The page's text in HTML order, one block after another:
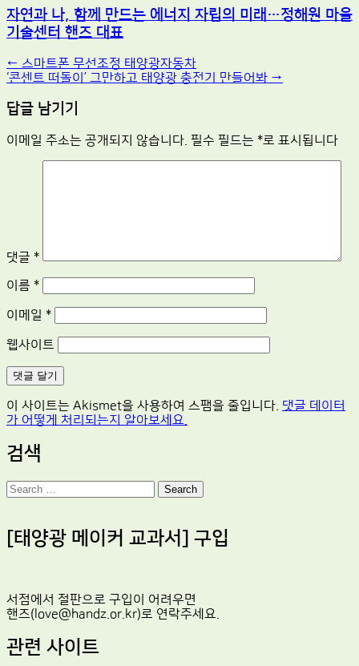
자연과 나, 함께 만드는 에너지 자립의 미래…정해원 마을
기술센터 핸즈 대표
Post
navigation
← 스마트폰 무선조정 태양광자동차
‘콘센트 떠돌이’ 그만하고 태양광 충전기 만들어봐 →
답글 남기기
이메일 주소는 공개되지 않습니다. 필수 필드는 *로 표시됩니다
댓글 *
이름 *
이메일 *
웹사이트
이 사이트는 Akismet을 사용하여 스팸을 줄입니다. 댓글 데이터
가 어떻게 처리되는지 알아보세요.
검색
Search
[태양광 메이커 교과서] 구입
서점에서 절판으로 구입이 어려우면
핸즈(love@handz.or.kr)로 연락주세요.
관련 사이트